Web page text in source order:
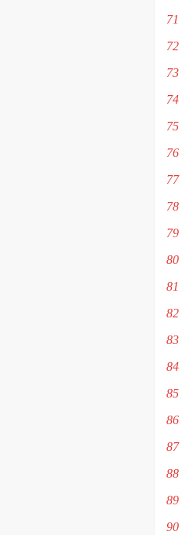
71
72
73
74
75
76
77
78
79
80
81
82
83
84
85
86
87
88
89
90